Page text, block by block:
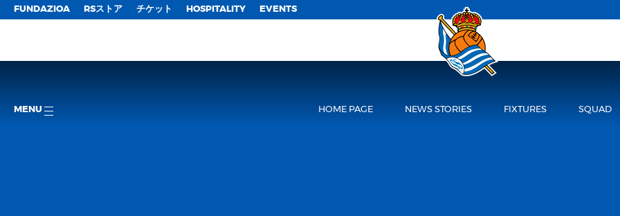
FUNDAZIOA RSストア チケット HOSPITALITY EVENTS
MENU HOME PAGE NEWS STORIES FIXTURES SQUAD